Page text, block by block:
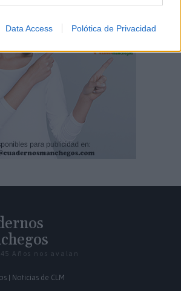
Data Access Polótica de Privacidad
Años nos avalan
| Noticias de CLM